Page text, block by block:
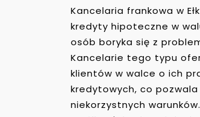
Kancelaria frankowa w
kredyty hipoteczne w
osób boryka się z
Kancelarie tego typu
klientów w walce o ich
kredytowych, co
niekorzystnych